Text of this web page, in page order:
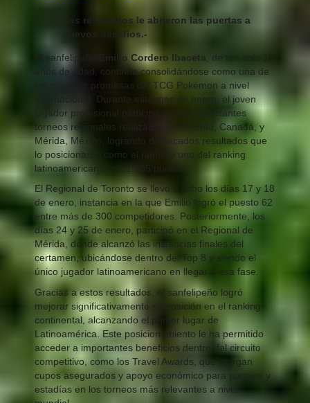
Los resultados le abrieron las puertas a
nuevos desafíos.-
El sanfelipeño Emilio Cordero Ibaceta , de tan solo 15
años de edad, continúa consolidándose como una de
las mayores promesas del TCG Pokémon a nivel
internacional. Durante este mes de enero, el joven
jugador profesional participó en dos importantes
torneos regionales realizados en Toronto, Canadá, y
Mérida, México, logrando destacados resultados que
lo posicionaron como el número uno del ranking
latinoamericano con 1.505 puntos.
El Regional de Toronto se llevó a cabo los días 17 y 18
de enero, instancia en la que Emilio logró el puesto 62
entre más de 300 competidores. Posteriormente, los
días 24 y 25 de enero, participó en el Regional de
Mérida, donde alcanzó las instancias finales del
certamen, ubicándose dentro del Top 8 y siendo el
único jugador latinoamericano en llegar a esa fase.
Gracias a estos resultados, el sanfelipeño logró
mejorar significativamente su posición en el ranking
continental, alcanzando el primer lugar de
Latinoamérica. Este posicionamiento le ha permitido
acceder a importantes beneficios dentro del circuito
competitivo, como los Travel Awards, que otorgan
cupos asegurados y apoyo económico para pasajes y
estadías en los torneos más relevantes a nivel